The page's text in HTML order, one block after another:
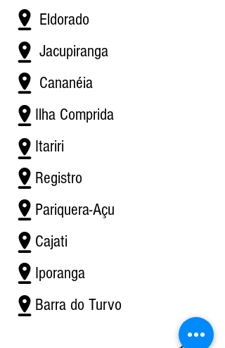
Eldorado
Jacupiranga
Cananéia
Ilha Comprida
Itariri
Registro
Pariquera-Açu
Cajati
Iporanga
Barra do Turvo